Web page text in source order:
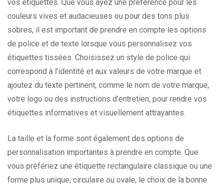
vos étiquettes. Que vous ayez une préférence pour les
couleurs vives et audacieuses ou pour des tons plus
sobres, il est important de prendre en compte les options
de police et de texte lorsque vous personnalisez vos
étiquettes tissées. Choisissez un style de police qui
correspond à l’identité et aux valeurs de votre marque et
ajoutez du texte pertinent, comme le nom de votre marque,
votre logo ou des instructions d’entretien, pour rendre vos
étiquettes informatives et visuellement attrayantes.
La taille et la forme sont également des options de
personnalisation importantes à prendre en compte. Que
vous préfériez une étiquette rectangulaire classique ou une
forme plus unique, circulaire ou ovale, le choix de la bonne